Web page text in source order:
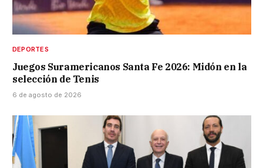
DEPORTES
Juegos Suramericanos Santa Fe 2026: Midón en la
selección de Tenis
6 de agosto de 2026